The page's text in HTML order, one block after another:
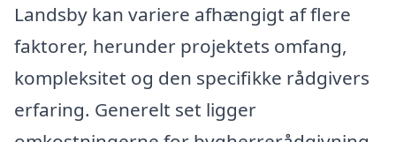
Landsby kan variere afhængigt af flere
faktorer, herunder projektets omfang,
kompleksitet og den specifikke rådgivers
erfaring. Generelt set ligger